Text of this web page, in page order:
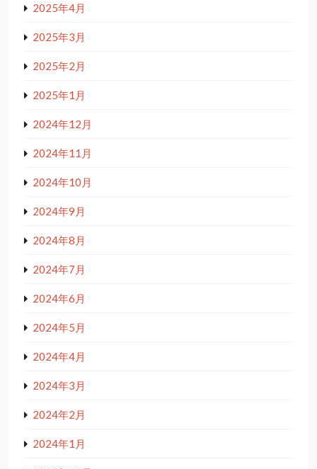
2025年4月
2025年3月
2025年2月
2025年1月
2024年12月
2024年11月
2024年10月
2024年9月
2024年8月
2024年7月
2024年6月
2024年5月
2024年4月
2024年3月
2024年2月
2024年1月